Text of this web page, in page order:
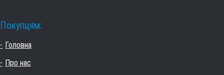
Покупцям:
Головна
Про нас